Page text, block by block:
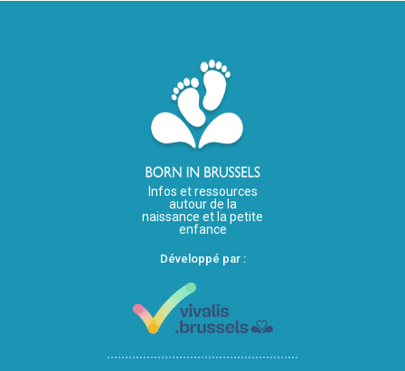
Infos et ressources
autour de la
naissance et la petite
enfance
Développé par :